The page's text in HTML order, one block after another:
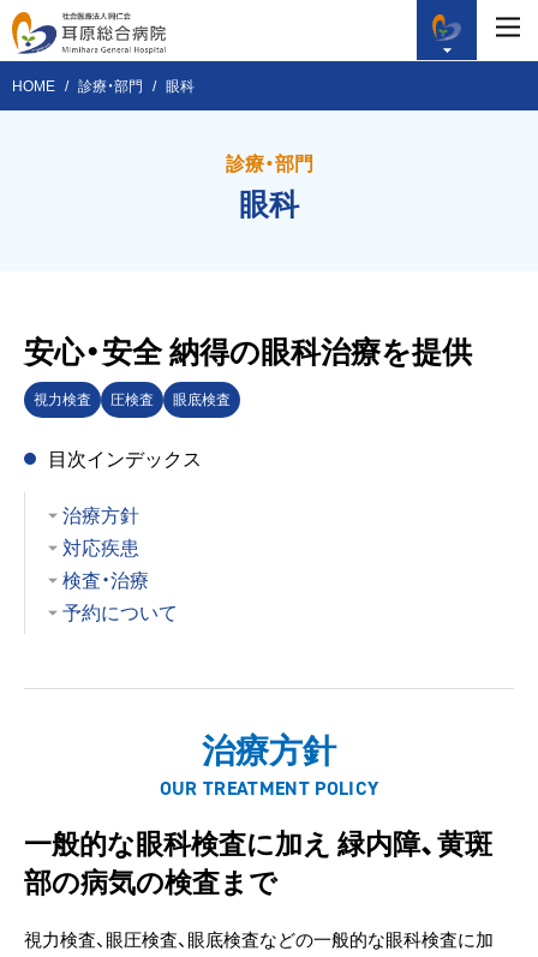
HOME 診療・部門 眼科
診療・部門
眼科
安心・安全納得の眼科治療を提供
視力検査 圧検査 眼底検査
目次インデックス
治療方針
対応疾患
検査・治療
予約について
治療方針
OUR TREATMENT POLICY
一般的な眼科検査に加え 緑内障、黄斑
部の病気の検査まで
視力検査、眼圧検査、眼底検査などの一般的な眼科検査に加